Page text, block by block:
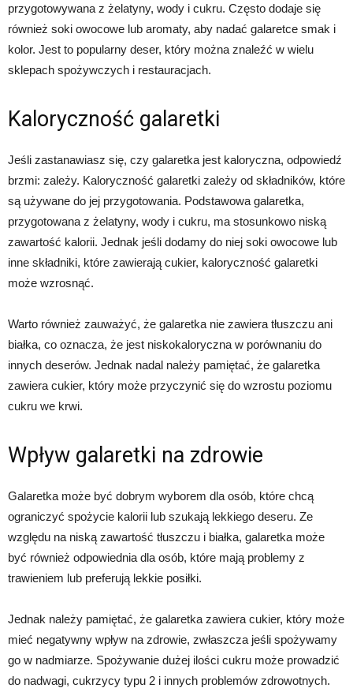
przygotowywana z żelatyny, wody i cukru. Często dodaje się
również soki owocowe lub aromaty, aby nadać galaretce smak i
kolor. Jest to popularny deser, który można znaleźć w wielu
sklepach spożywczych i restauracjach.
Kaloryczność galaretki
Jeśli zastanawiasz się, czy galaretka jest kaloryczna, odpowiedź
brzmi: zależy. Kaloryczność galaretki zależy od składników, które
są używane do jej przygotowania. Podstawowa galaretka,
przygotowana z żelatyny, wody i cukru, ma stosunkowo niską
zawartość kalorii. Jednak jeśli dodamy do niej soki owocowe lub
inne składniki, które zawierają cukier, kaloryczność galaretki
może wzrosnąć.
Warto również zauważyć, że galaretka nie zawiera tłuszczu ani
białka, co oznacza, że ​​jest niskokaloryczna w porównaniu do
innych deserów. Jednak nadal należy pamiętać, że galaretka
zawiera cukier, który może przyczynić się do wzrostu poziomu
cukru we krwi.
Wpływ galaretki na zdrowie
Galaretka może być dobrym wyborem dla osób, które chcą
ograniczyć spożycie kalorii lub szukają lekkiego deseru. Ze
względu na niską zawartość tłuszczu i białka, galaretka może
być również odpowiednia dla osób, które mają problemy z
trawieniem lub preferują lekkie posiłki.
Jednak należy pamiętać, że galaretka zawiera cukier, który może
mieć negatywny wpływ na zdrowie, zwłaszcza jeśli spożywamy
go w nadmiarze. Spożywanie dużej ilości cukru może prowadzić
do nadwagi, cukrzycy typu 2 i innych problemów zdrowotnych.